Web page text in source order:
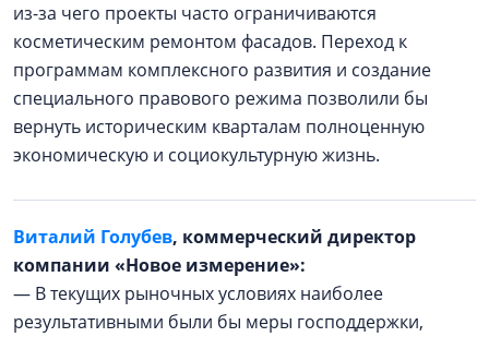
из-за чего проекты часто ограничиваются
косметическим ремонтом фасадов. Переход к
программам комплексного развития и создание
специального правового режима позволили бы
вернуть историческим кварталам полноценную
экономическую и социокультурную жизнь.
Виталий Голубев, коммерческий директор
компании «Новое измерение»:
— В текущих рыночных условиях наиболее
результативными были бы меры господдержки,